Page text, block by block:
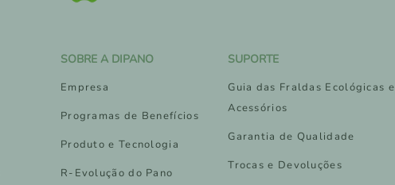
SOBRE A DIPANO
Empresa
Programas de Benefícios
Produto e Tecnologia
R-Evolução do Pano
SUPORTE
Guia das Fraldas Ecológicas e
Acessórios
Garantia de Qualidade
Trocas e Devoluções